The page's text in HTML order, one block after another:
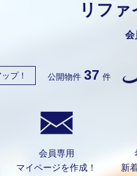
リファ
会
プ！ 公開物件 37 件
会員専用
マイページを作成！
新